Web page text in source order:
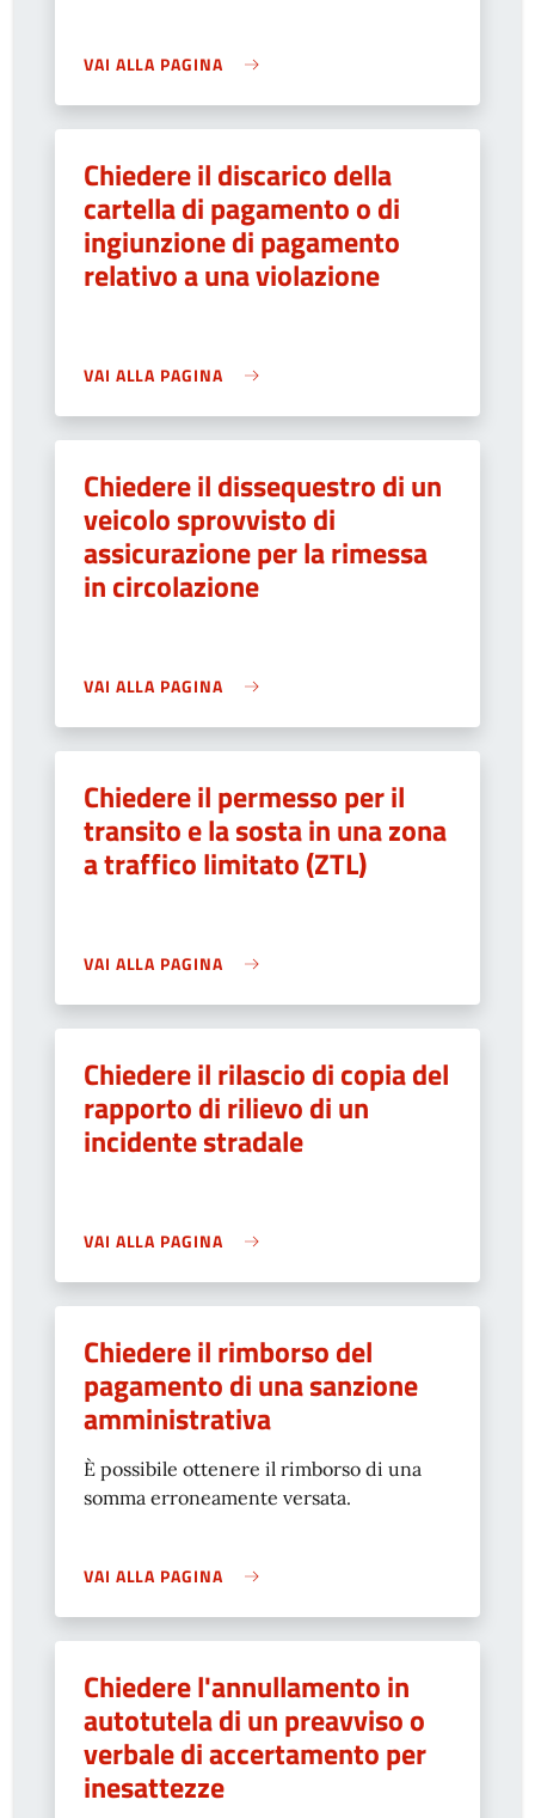
VAI ALLA PAGINA
Chiedere il discarico della
cartella di pagamento o di
ingiunzione di pagamento
relativo a una violazione
VAI ALLA PAGINA
Chiedere il dissequestro di un
veicolo sprovvisto di
assicurazione per la rimessa
in circolazione
VAI ALLA PAGINA
Chiedere il permesso per il
transito e la sosta in una zona
a traffico limitato (ZTL)
VAI ALLA PAGINA
Chiedere il rilascio di copia del
rapporto di rilievo di un
incidente stradale
VAI ALLA PAGINA
Chiedere il rimborso del
pagamento di una sanzione
amministrativa
È possibile ottenere il rimborso di una
somma erroneamente versata.
VAI ALLA PAGINA
Chiedere l'annullamento in
autotutela di un preavviso o
verbale di accertamento per
inesattezze